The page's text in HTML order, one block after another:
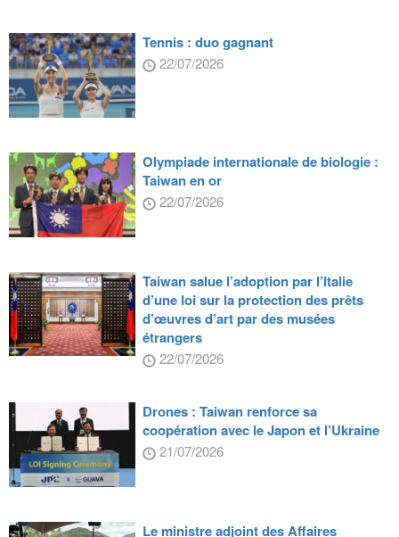
Tennis : duo gagnant
22/07/2026
Olympiade internationale de biologie :
Taiwan en or
22/07/2026
Taiwan salue l’adoption par l’Italie
d’une loi sur la protection des prêts
d’œuvres d’art par des musées
étrangers
22/07/2026
Drones : Taiwan renforce sa
coopération avec le Japon et l’Ukraine
21/07/2026
Le ministre adjoint des Affaires